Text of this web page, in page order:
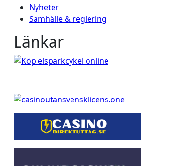
Nyheter
Samhälle & reglering
Länkar